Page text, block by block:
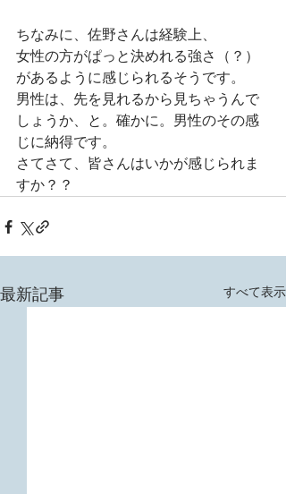
ちなみに、佐野さんは経験上、
女性の方がぱっと決めれる強さ（？）
があるように感じられるそうです。
男性は、先を見れるから見ちゃうんで
しょうか、と。確かに。男性のその感
じに納得です。
さてさて、皆さんはいかが感じられま
すか？？
最新記事 すべて表示